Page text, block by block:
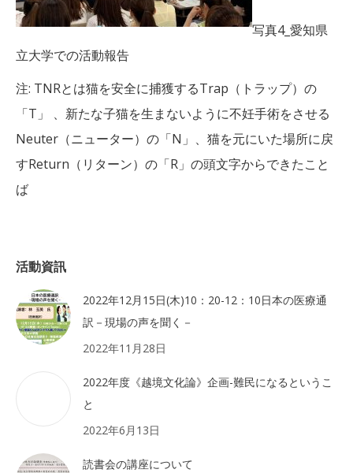
写真4_愛知県
立大学での活動報告
注: TNRとは猫を安全に捕獲するTrap（トラップ）の
「T」 、新たな子猫を生まないように不妊手術をさせる
Neuter（ニューター）の「N」、猫を元にいた場所に戻
すReturn（リターン）の「R」の頭文字からできたこと
ば
活動資訊
2022年12月15日(木)10：20-12：10日本の医療通
訳－現場の声を聞く－
2022年11月28日
2022年度《越境文化論》企画-難民になるというこ
と
2022年6月13日
読書会の講座について